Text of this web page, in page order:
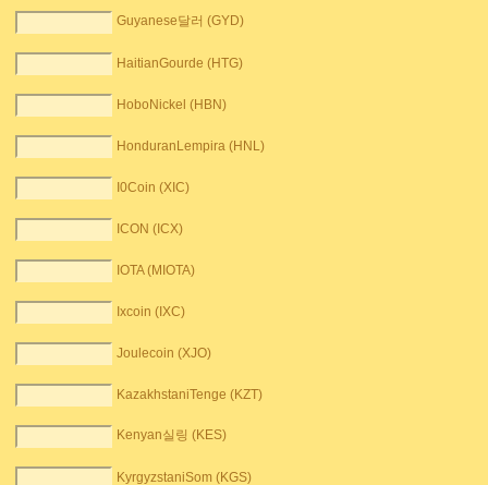
Guyanese달러 (GYD)
HaitianGourde (HTG)
HoboNickel (HBN)
HonduranLempira (HNL)
I0Coin (XIC)
ICON (ICX)
IOTA (MIOTA)
Ixcoin (IXC)
Joulecoin (XJO)
KazakhstaniTenge (KZT)
Kenyan실링 (KES)
KyrgyzstaniSom (KGS)